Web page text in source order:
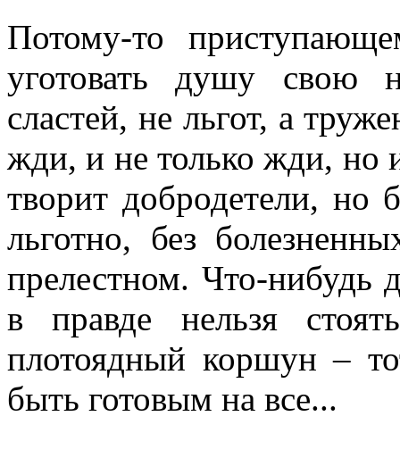
Потому-то
уготовать душу свою
сластей, не льгот, а
жди, и не только жди, но
творит добродетели, но
льготно, без
прелестном. Что-нибудь
в правде нельзя
плотоядный коршун –
быть готовым на все...